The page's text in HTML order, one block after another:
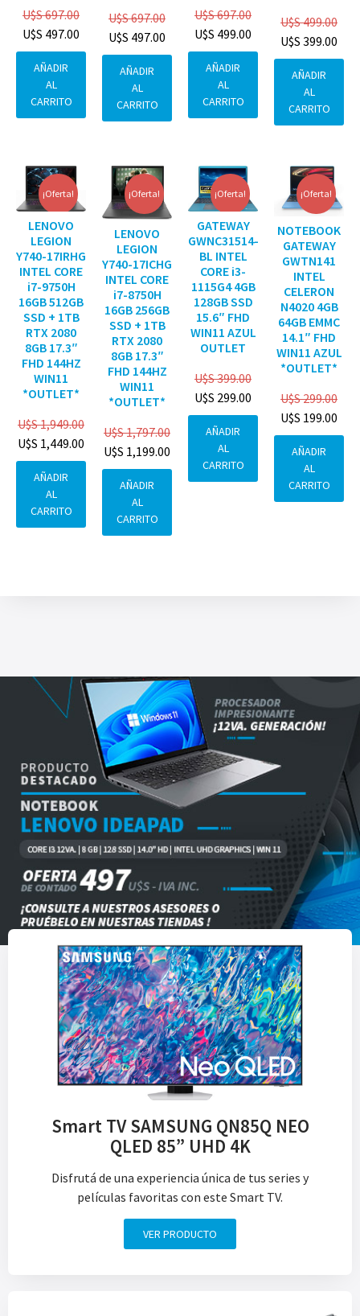
U$S697.00
U$S 497.00
AÑADIR
AL
CARRITO
U$S697.00
U$S 497.00
AÑADIR
AL
CARRITO
U$S697.00
U$S 499.00
AÑADIR
AL
CARRITO
U$S499.00
U$S 399.00
AÑADIR
AL
CARRITO
¡Oferta!
LENOVO
LEGION
Y740-17IRHG
INTEL CORE
i7-9750H
16GB 512GB
SSD + 1TB
RTX 2080
8GB 17.3″
FHD 144HZ
WIN11
*OUTLET*
U$S1,949.00
U$S 1,449.00
AÑADIR
AL
CARRITO
¡Oferta!
LENOVO
LEGION
Y740-17ICHG
INTEL CORE
i7-8750H
16GB 256GB
SSD + 1TB
RTX 2080
8GB 17.3″
FHD 144HZ
WIN11
*OUTLET*
U$S1,797.00
U$S 1,199.00
AÑADIR
AL
CARRITO
¡Oferta!
GATEWAY
GWNC31514-
BL INTEL
CORE i3-
1115G4 4GB
128GB SSD
15.6″ FHD
WIN11 AZUL
OUTLET
U$S399.00
U$S 299.00
AÑADIR
AL
CARRITO
¡Oferta!
NOTEBOOK
GATEWAY
GWTN141
INTEL
CELERON
N4020 4GB
64GB EMMC
14.1″ FHD
WIN11 AZUL
*OUTLET*
U$S299.00
U$S 199.00
AÑADIR
AL
CARRITO
Smart TV SAMSUNG QN85Q NEO
QLED 85” UHD 4K
Disfrutá de una experiencia única de tus series y
películas favoritas con este Smart TV.
VER PRODUCTO